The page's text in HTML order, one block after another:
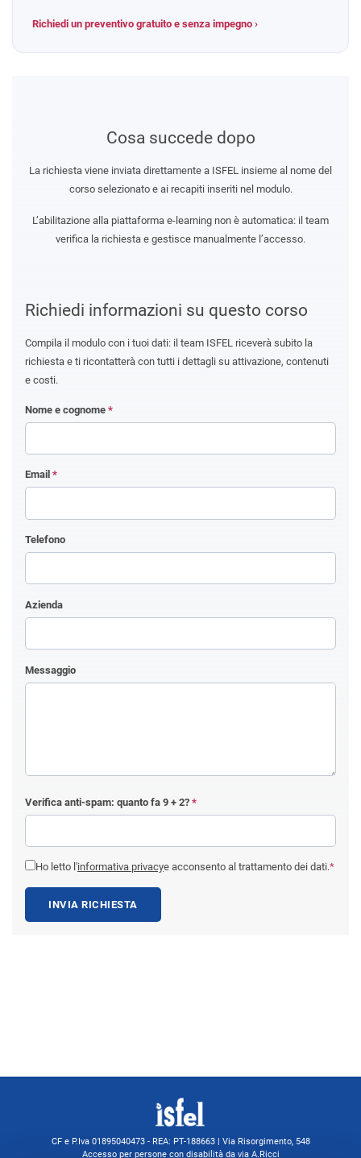
Richiedi un preventivo gratuito e senza impegno ›
Richiedi informazioni su questo corso
Compila il modulo con i tuoi dati: il team ISFEL riceverà subito la
richiesta e ti ricontatterà con tutti i dettagli su attivazione, contenuti
e costi.
Nome e cognome *
Email *
Telefono
Azienda
Messaggio
Verifica anti-spam: quanto fa 9 + 2? *
Ho letto l'informativa privacye acconsento al trattamento dei dati.*
INVIA RICHIESTA
Cosa succede dopo
La richiesta viene inviata direttamente a ISFEL insieme al nome del
corso selezionato e ai recapiti inseriti nel modulo.
L’abilitazione alla piattaforma e-learning non è automatica: il team
verifica la richiesta e gestisce manualmente l’accesso.
CF e P.Iva 01895040473 - REA: PT-188663 | Via Risorgimento, 548
Accesso per persone con disabilità da via A.Ricci